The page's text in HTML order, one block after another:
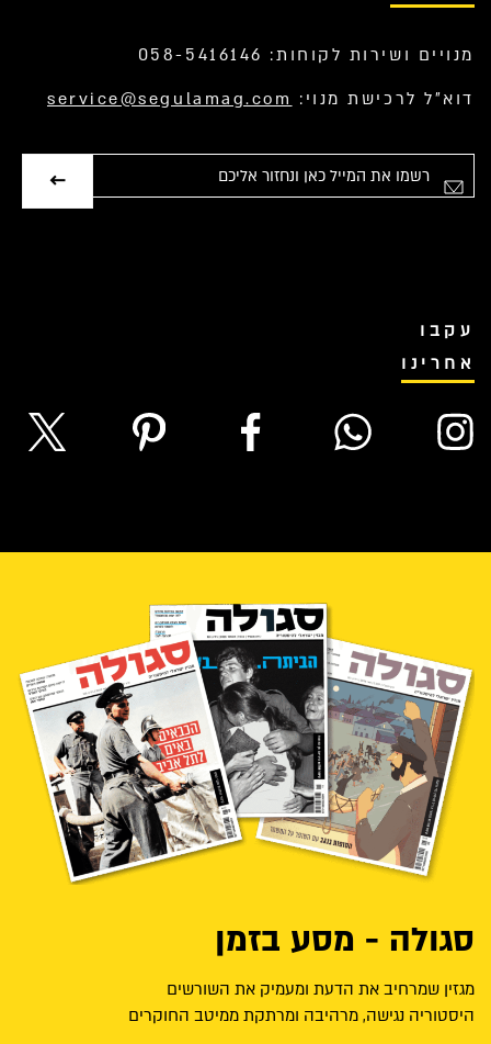
מנויים ושירות לקוחות: 058-5416146
דוא”ל לרכישת מנוי: service@segulamag.com
אימייל
עקבו
אחרינו
סגולה - מסע בזמן
מגזין שמרחיב את הדעת ומעמיק את השורשים
היסטוריה נגישה, מרהיבה ומרתקת ממיטב החוקרים